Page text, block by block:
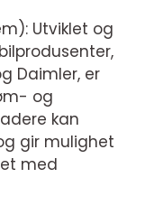
Utviklet og
Daimler, er
og
kan
gir mulighet
med